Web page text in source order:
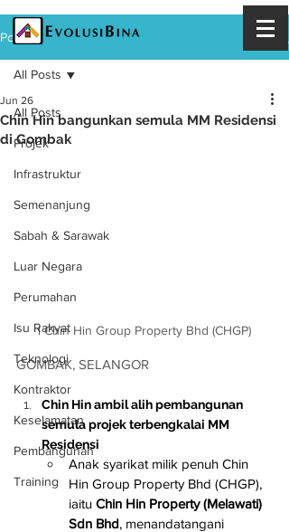
Post
All Posts
Projek
Infrastruktur
Semenanjung
Sabah & Sarawak
Luar Negara
Perumahan
Isu Rakyat
Teknologi
Kontraktor
Keselamatan
Pembangunan
Training
All Posts
Chin Hin bangunkan semula MM Residensi
di Gombak
Jun 26
| Chin Hin Group Property Bhd (CHGP)
GOMBAK, SELANGOR
Chin Hin ambil alih pembangunan
semula projek terbengkalai MM
Residensi
Anak syarikat milik penuh Chin
Hin Group Property Bhd (CHGP),
iaitu Chin Hin Property (Melawati)
Sdn Bhd, menandatangani